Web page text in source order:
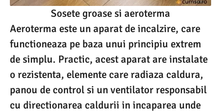
Sosete groase si aeroterma
Aeroterma este un aparat de incalzire, care
functioneaza pe baza unui principiu extrem
de simplu. Practic, acest aparat are instalate
o rezistenta, elemente care radiaza caldura,
panou de control si un ventilator responsabil
cu directionarea caldurii in incaparea unde